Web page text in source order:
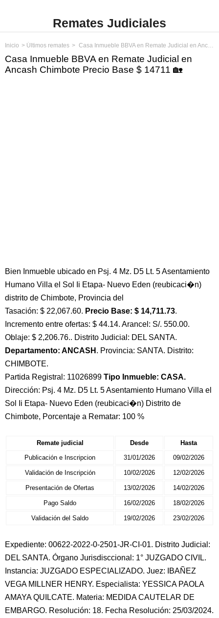
Remates Judiciales
Inicio Últimos remates Casa Inmueble BBVA en Remate Judicial en Ancash Chimbote Precio Base $ 14711
Casa Inmueble BBVA en Remate Judicial en
Ancash Chimbote Precio Base $ 14711 🏡
Bien Inmueble ubicado en Psj. 4 Mz. D5 Lt. 5 Asentamiento
Humano Villa el Sol Ii Etapa- Nuevo Eden (reubicaci�n)
distrito de Chimbote, Provincia del
Tasación: $ 22,067.60. Precio Base: $ 14,711.73.
Incremento entre ofertas: $ 44.14. Arancel: S/. 550.00.
Oblaje: $ 2,206.76.. Distrito Judicial: DEL SANTA.
Departamento: ANCASH . Provincia: SANTA. Distrito:
CHIMBOTE.
Partida Registral: 11026899 Tipo Inmueble: CASA.
Dirección: Psj. 4 Mz. D5 Lt. 5 Asentamiento Humano Villa el
Sol Ii Etapa- Nuevo Eden (reubicaci�n) Distrito de
Chimbote, Porcentaje a Rematar: 100 %
Remate judicial Desde
Hasta
Publicación e Inscripcion
31/01/2026 09/02/2026
Validación de Inscripción 10/02/2026 12/02/2026
Presentación de Ofertas 13/02/2026 14/02/2026
Pago Saldo 16/02/2026 18/02/2026
Validación del Saldo 19/02/2026 23/02/2026
Expediente: 00622-2022-0-2501-JR-CI-01. Distrito Judicial:
DEL SANTA. Órgano Jurisdisccional: 1° JUZGADO CIVIL.
Instancia: JUZGADO ESPECIALIZADO. Juez: IBAÑEZ
VEGA MILLNER HENRY. Especialista: YESSICA PAOLA
AMAYA QUILCATE. Materia: MEDIDA CAUTELAR DE
EMBARGO. Resolución: 18. Fecha Resolución: 25/03/2024.